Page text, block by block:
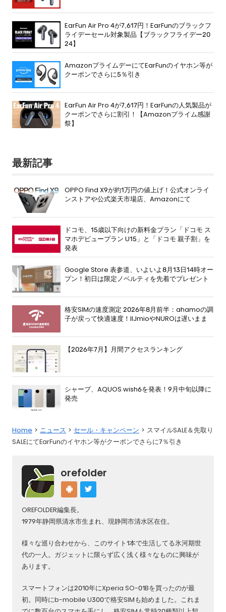
EarFun Air Pro 4が7,617円！EarFunのブラックフ
ライデーセール対象製品【ブラックフライデー20
24】
AmazonプライムデーにてEarFunのイヤホン等が
クーポンでさらに5％引き
EarFun Air Pro 4が7,617円！EarFunの人気製品が
クーポンでさらに割引！【Amazonプライム感謝
祭】
最新記事
OPPO Find X9が約1万円の値上げ！公式オンライ
ンストアや公式楽天市場店、Amazonにて
ドコモ、15歳以下向けの新料金プラン「ドコモ ス
マホデビュープラン U15」と「ドコモ 親子割」を
発表
Google Store 表参道、いよいよ8月13日14時オー
プン！初日は限定ノベルティを先着でプレゼント
格安SIMの速度測定 2026年8月前半：ahamoの調
子が戻って快適速度！IIJmioやNUROは遅いまま
【2026年7月】月間アクセスランキング
シャープ、AQUOS wish6を発表！9月中旬以降に
発売
Home ニュース セール・キャンペーン
スマイルSALE＆先取り
SALEにてEarFunのイヤホン等がクーポンでさらに7％引き
orefolder
OREFOLDER編集長。
1979年静岡県清水市生まれ、現静岡市清水区在住。
様々な巡り合わせから、このサイト1本で生活してる氷河期世
代の一人。ガジェットに限らず広く浅く様々なものに興味が
あります。
スマートフォンは2010年にXperia SO-01Bを買ったのが最
初。同時にb-mobile U300で格安SIMも始めました。これま